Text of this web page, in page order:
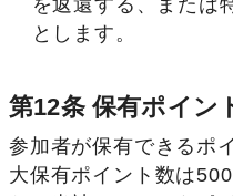
を返還する、または
とします。
第12条 保有ポイン
参加者が保有できるポ
大保有ポイント数は